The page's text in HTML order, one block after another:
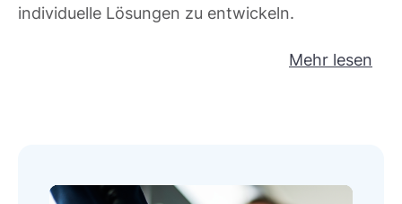
individuelle Lösungen zu entwickeln.
Mehr lesen